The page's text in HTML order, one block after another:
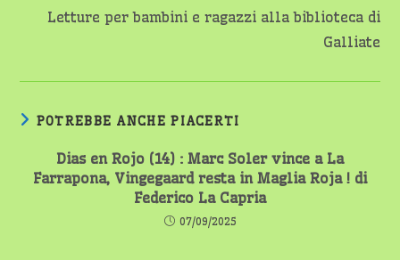
Letture per bambini e ragazzi alla biblioteca di
Galliate
POTREBBE ANCHE PIACERTI
Dias en Rojo (14) : Marc Soler vince a La
Farrapona, Vingegaard resta in Maglia Roja ! di
Federico La Capria
07/09/2025